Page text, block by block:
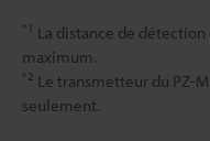
*1 La distance de détection
maximum.
*2 Le transmetteur du PZ-
seulement.